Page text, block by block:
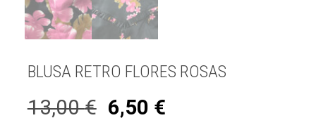
BLUSA RETRO FLORES ROSAS
13,00€ 6,50 €